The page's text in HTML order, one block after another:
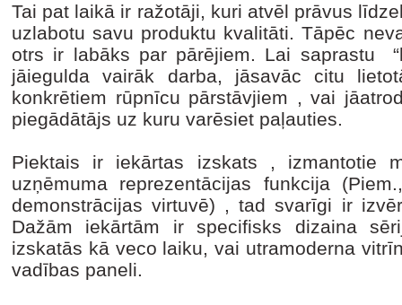
Tai pat laikā ir ražotāji, kuri atvēl prāvus
uzlabotu savu produktu kvalitāti. Tāpēc
otrs ir labāks par pārējiem. Lai saprastu
jāiegulda vairāk darba, jāsavāc citu
konkrētiem rūpnīcu pārstāvjiem , vai
piegādātājs uz kuru varēsiet paļauties.
Piektais ir iekārtas izskats , izmantotie
uzņēmuma reprezentācijas funkcija
demonstrācijas virtuvē) , tad svarīgi ir
Dažām iekārtām ir specifisks dizaina
izskatās kā veco laiku, vai utramoderna
vadības paneli.